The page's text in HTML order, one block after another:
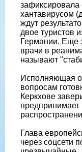
зафиксировала
хантавирусом
ждут
двое туристов
Германии. Еще
врачи в
называют
Исполняющая
вопросам
Керкхове
предпринимает
Глава
через соцсети